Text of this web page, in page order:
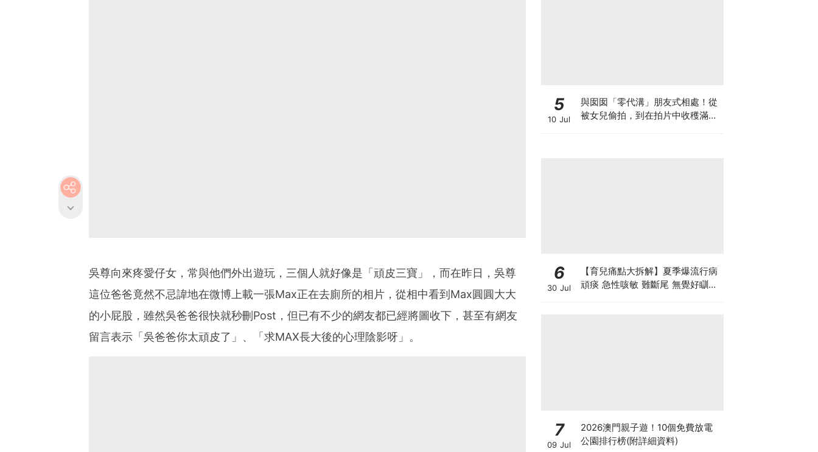
吳尊向來疼愛仔女，常與他們外出遊玩，三個人就好像是「頑皮三寶」，而在昨日，吳尊
這位爸爸竟然不忌諱地在微博上載一張Max正在去廁所的相片，從相中看到Max圓圓大大
的小屁股，雖然吳爸爸很快就秒刪Post，但已有不少的網友都已經將圖收下，甚至有網友
留言表示「吳爸爸你太頑皮了」、「求MAX長大後的心理陰影呀」。
5
10 Jul
與囡囡「零代溝」朋友式相處！從
被女兒偷拍，到在拍片中收穫滿足
6
30 Jul
【育兒痛點大拆解】夏季爆流行病
頑痰 急性咳敏 難斷尾 無覺好瞓？
7
09 Jul
2026澳門親子遊！10個免費放電
公園排行榜(附詳細資料)